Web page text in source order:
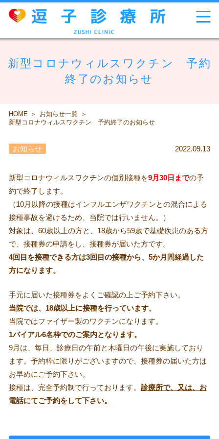
新型コロナウィルスワクチン 予約
終了のお知らせ
HOME
お知らせ一覧
新型コロナウィルスワクチン 予約終了のお知らせ
お知らせ 2022.09.13
新型コロナウィルスワクチンの個別接種を9月30日までの予
約で終了します。
（10月以降の接種はインフルエンザワクチンとの混合による
接種事故を避けるため、当院では行いません。）
対象は、60歳以上の方と、18歳から59歳で基礎疾患のある方
で、接種券の申請をし、接種券が届いた方です。
4回目を接種できる方は3回目の接種から、5か月間経過した
方になります。
手元に届いた接種券をよくご確認の上ご予約下さい。
当院では、18歳以上に接種を行っています。
当院ではファイザー製のワクチンになります。
1バイアル6名枠でのご案内となります。
9月は、毎日、診療日の午前と木曜日の午後に実施しており
ます。予約枠に限りがございますので、接種券の届いた方は
お早めにご予約下さい。
接種は、完全予約制で行っております。 診療所で、又は、お
電話にてご予約をして下さい。